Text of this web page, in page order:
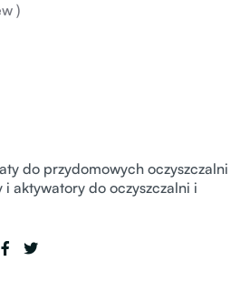
)
do przydomowych oczyszczalni
aktywatory do oczyszczalni i